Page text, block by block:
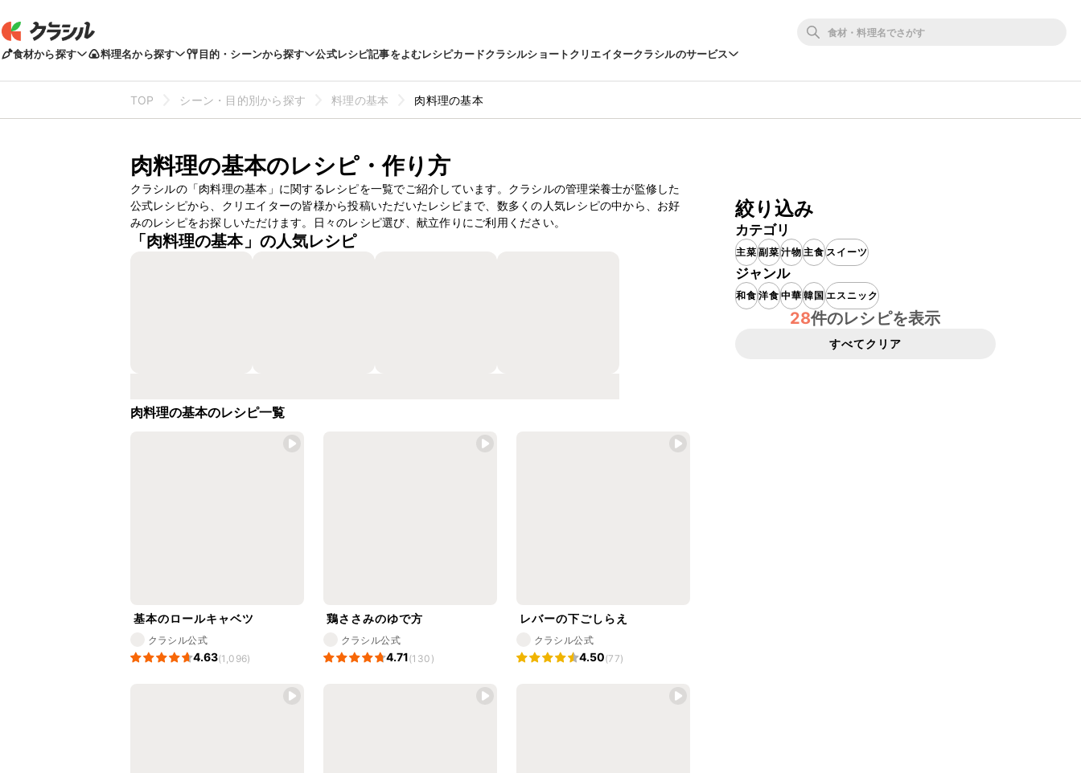
食材から探す 料理名から探す 目的・シーンから探す 公式レシピ記事をよむレシピカードクラシルショートクリエイタークラシルのサービス
TOP シーン・目的別から探す 料理の基本 肉料理の基本
肉料理の基本のレシピ・作り方
クラシルの「肉料理の基本」に関するレシピを一覧でご紹介しています。クラシルの管理栄養士が監修した
公式レシピから、クリエイターの皆様から投稿いただいたレシピまで、数多くの人気レシピの中から、お好
みのレシピをお探しいただけます。日々のレシピ選び、献立作りにご利用ください。
「肉料理の基本」の人気レシピ
肉料理の基本のレシピ一覧
基本のロールキャベツ
クラシル公式
4.63(1,096)
鶏ささみのゆで方
クラシル公式
4.71(130)
レバーの下ごしらえ
クラシル公式
4.50(77)
絞り込み
カテゴリ
主菜副菜汁物主食スイーツ
ジャンル
和食洋食中華韓国エスニック
28件のレシピを表示
すべてクリア